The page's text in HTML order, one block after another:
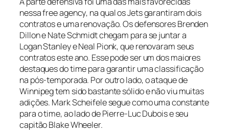
nessafree agency, na qual os Jets garantiram dois
contratos e uma renovação. Os defensores Brenden
Dillon e Nate Schmidt chegam para se juntar a
Logan Stanley e Neal Pionk, que renovaram seus
contratos este ano. Esse pode ser um dos maiores
destaques do time para garantir uma classificação
na pós-temporada. Por outro lado, o ataque de
Winnipeg tem sido bastante sólido e não viu muitas
adições. Mark Scheifele segue como uma constante
para o time, ao lado de Pierre-Luc Dubois e seu
capitão Blake Wheeler.